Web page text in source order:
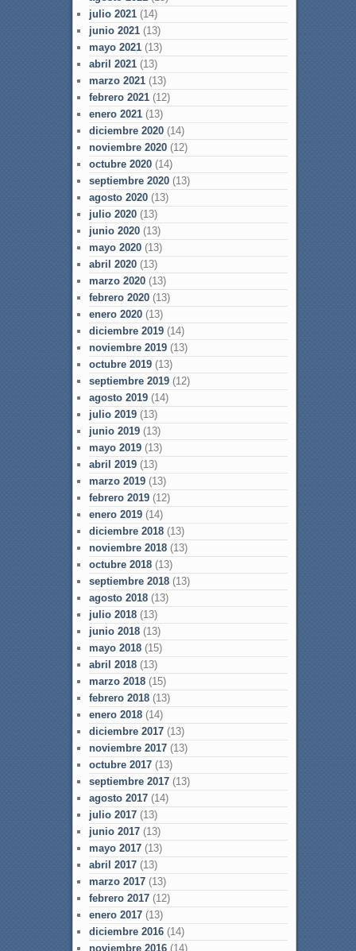
julio 2021(14)
junio 2021(13)
mayo 2021(13)
abril 2021(13)
marzo 2021(13)
febrero 2021(12)
enero 2021(13)
diciembre 2020(14)
noviembre 2020(12)
octubre 2020(14)
septiembre 2020(13)
agosto 2020(13)
julio 2020(13)
junio 2020(13)
mayo 2020(13)
abril 2020(13)
marzo 2020(13)
febrero 2020(13)
enero 2020(13)
diciembre 2019(14)
noviembre 2019(13)
octubre 2019(13)
septiembre 2019(12)
agosto 2019(14)
julio 2019(13)
junio 2019(13)
mayo 2019(13)
abril 2019(13)
marzo 2019(13)
febrero 2019(12)
enero 2019(14)
diciembre 2018(13)
noviembre 2018(13)
octubre 2018(13)
septiembre 2018(13)
agosto 2018(13)
julio 2018(13)
junio 2018(13)
mayo 2018(15)
abril 2018(13)
marzo 2018(15)
febrero 2018(13)
enero 2018(14)
diciembre 2017(13)
noviembre 2017(13)
octubre 2017(13)
septiembre 2017(13)
agosto 2017(14)
julio 2017(13)
junio 2017(13)
mayo 2017(13)
abril 2017(13)
marzo 2017(13)
febrero 2017(12)
enero 2017(13)
diciembre 2016(14)
noviembre 2016(14)